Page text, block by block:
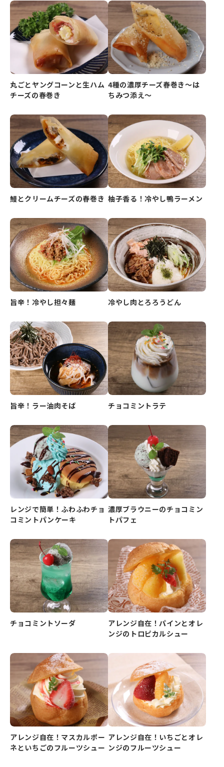
丸ごとヤングコーンと生ハム
チーズの春巻き
4種の濃厚チーズ春巻き～は
ちみつ添え～
鰻とクリームチーズの春巻き 柚子香る！冷やし鴨ラーメン
旨辛！冷やし担々麺 冷やし肉とろろうどん
旨辛！ラー油肉そば チョコミントラテ
レンジで簡単！ふわふわチョ
コミントパンケーキ
濃厚ブラウニーのチョコミン
トパフェ
チョコミントソーダ
アレンジ自在！パインとオレ
ンジのトロピカルシュー
アレンジ自在！マスカルポー
ネといちごのフルーツシュー
アレンジ自在！いちごとオレ
ンジのフルーツシュー